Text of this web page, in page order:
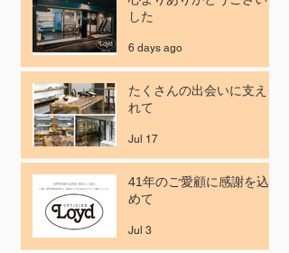
した
6 days ago
たくさんの出会いに支えら
れて
Jul 17
41年のご愛顧に感謝を込
めて
Jul 3